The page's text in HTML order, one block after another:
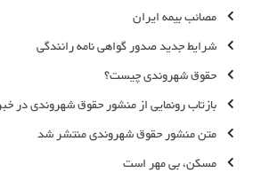
مصائب بیمه ایران
شرایط جدید صدور گواهی نامه رانندگی
حقوق شهروندی چیست؟
بازتاب رونمایی از منشور حقوق شهروندی در
متن منشور حقوق شهروندی منتشر شد
مسکن، بی مهر است